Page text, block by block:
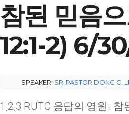
참된 믿음
12:1-2) 6/
SPEAKER: SR. PASTOR DONG C.
1,2,3 RUTC 응답의 영원 :